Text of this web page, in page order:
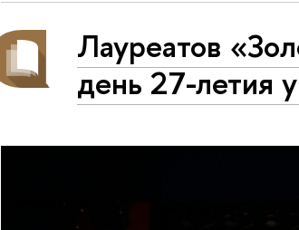
Лауреатов
день 27-летия